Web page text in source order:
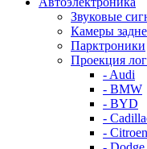
Звуковые
Камеры
Парктроники
Проекция
- Audi
- BMW
- BYD
-
- Citroen